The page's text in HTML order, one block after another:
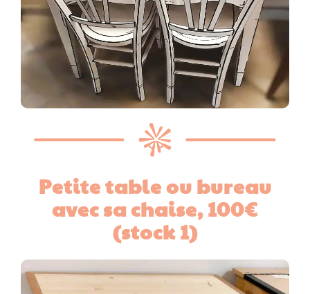
Petite table ou bureau
avec sa chaise, 100€
(stock 1)